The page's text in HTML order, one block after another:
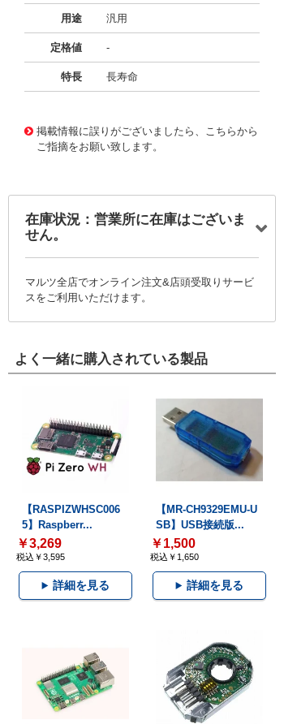
用途 汎用
定格値 -
特長 長寿命
掲載情報に誤りがございましたら、こちらから
ご指摘をお願い致します。
在庫状況：営業所に在庫はございま
せん。
マルツ全店でオンライン注文&店頭受取りサービ
スをご利用いただけます。
よく一緒に購入されている製品
【RASPIZWHSC006
5】Raspberr...
￥3,269
税込￥3,595
詳細を見る
【MR-CH9329EMU-U
SB】USB接続版...
￥1,500
税込￥1,650
詳細を見る